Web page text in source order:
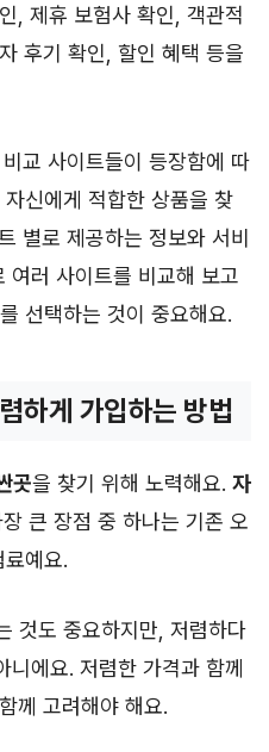
, 제휴 보험사 확인, 객관적
후기 확인, 할인 혜택 등을
비교 사이트들이 등장함에 따
신에게 적합한 상품을 찾
별로 제공하는 정보와 서비
여러 사이트를 비교해 보고
선택하는 것이 중요해요.
하게 가입하는 방법
곳을 찾기 위해 노력해요. 자
큰 장점 중 하나는 기존 오
예요.
것도 중요하지만, 저렴하다
니에요. 저렴한 가격과 함께
께 고려해야 해요.